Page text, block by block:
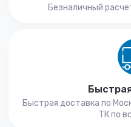
Безналичный
Быстрая доставка по
ТК по